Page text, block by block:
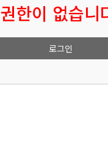
권한이 없습니
로그인